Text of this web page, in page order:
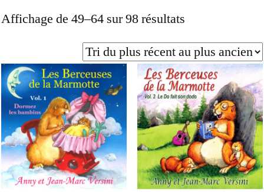
Affichage de 49–64 sur 98 résultats